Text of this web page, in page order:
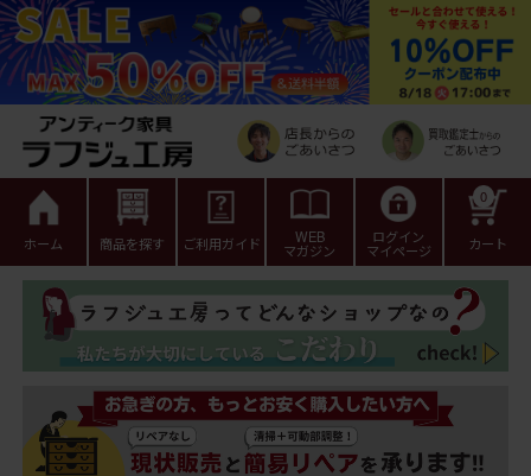
ホーム 商品を探す ご利用ガイド WEB
マガジン
ログイン
マイページ カート
0